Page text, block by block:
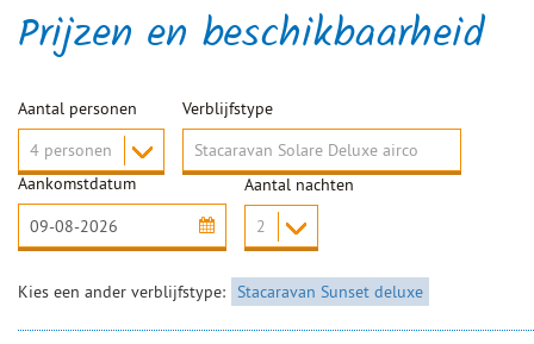
Prijzen en beschikbaarheid
Aantal personen Verblijfstype
Aankomstdatum Aantal nachten
Kies een ander verblijfstype: Stacaravan Sunset deluxe